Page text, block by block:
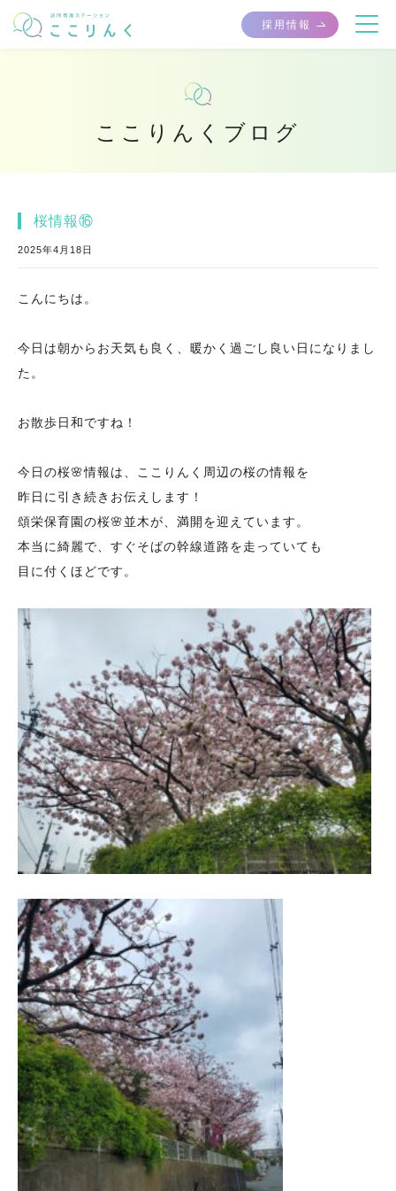
採用情報
ここりんくブログ
桜情報⑯
2025年4月18日
こんにちは。
今日は朝からお天気も良く、暖かく過ごし良い日になりまし
た。
お散歩日和ですね！
今日の桜🌸情報は、ここりんく周辺の桜の情報を
昨日に引き続きお伝えします！
頌栄保育園の桜🌸並木が、満開を迎えています。
本当に綺麗で、すぐそばの幹線道路を走っていても
目に付くほどです。